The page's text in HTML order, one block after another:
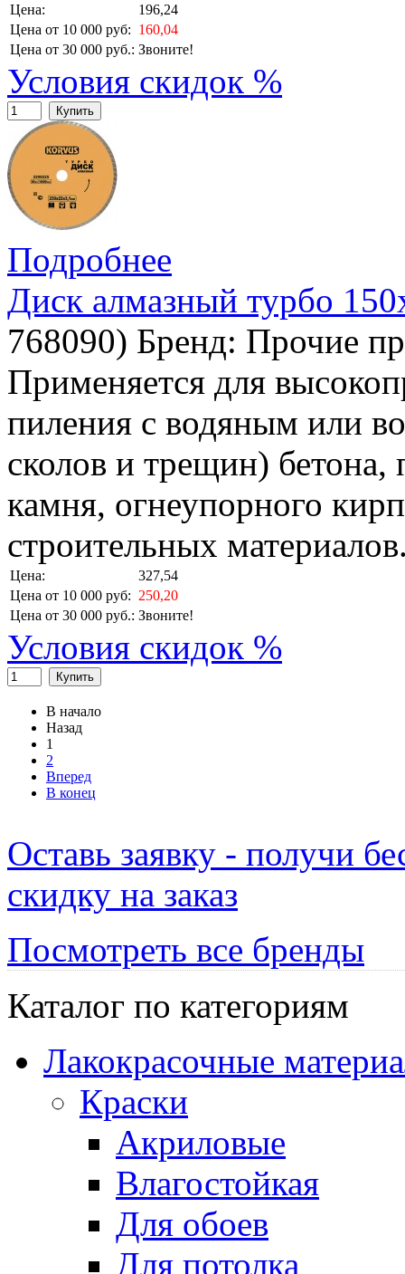
Цена:
196,24
Цена от 10 000 руб: 160,04
Цена от 30 000 руб.: Звоните!
Условия скидок %
Купить
Подробнее
Диск алмазный турбо
768090) Бренд: Прочие
Применяется для
пиления с водяным или
сколов и трещин) бетона,
камня, огнеупорного
строительных
Цена:
327,54
Цена от 10 000 руб: 250,20
Цена от 30 000 руб.: Звоните!
Условия скидок %
Купить
В начало
Назад
1
2
Вперед
В конец
Оставь заявку - получи
скидку на заказ
Посмотреть все бренды
Каталог по категориям
Лакокрасочные
Краски
Акриловые
Влагостойкая
Для обоев
Для потолка